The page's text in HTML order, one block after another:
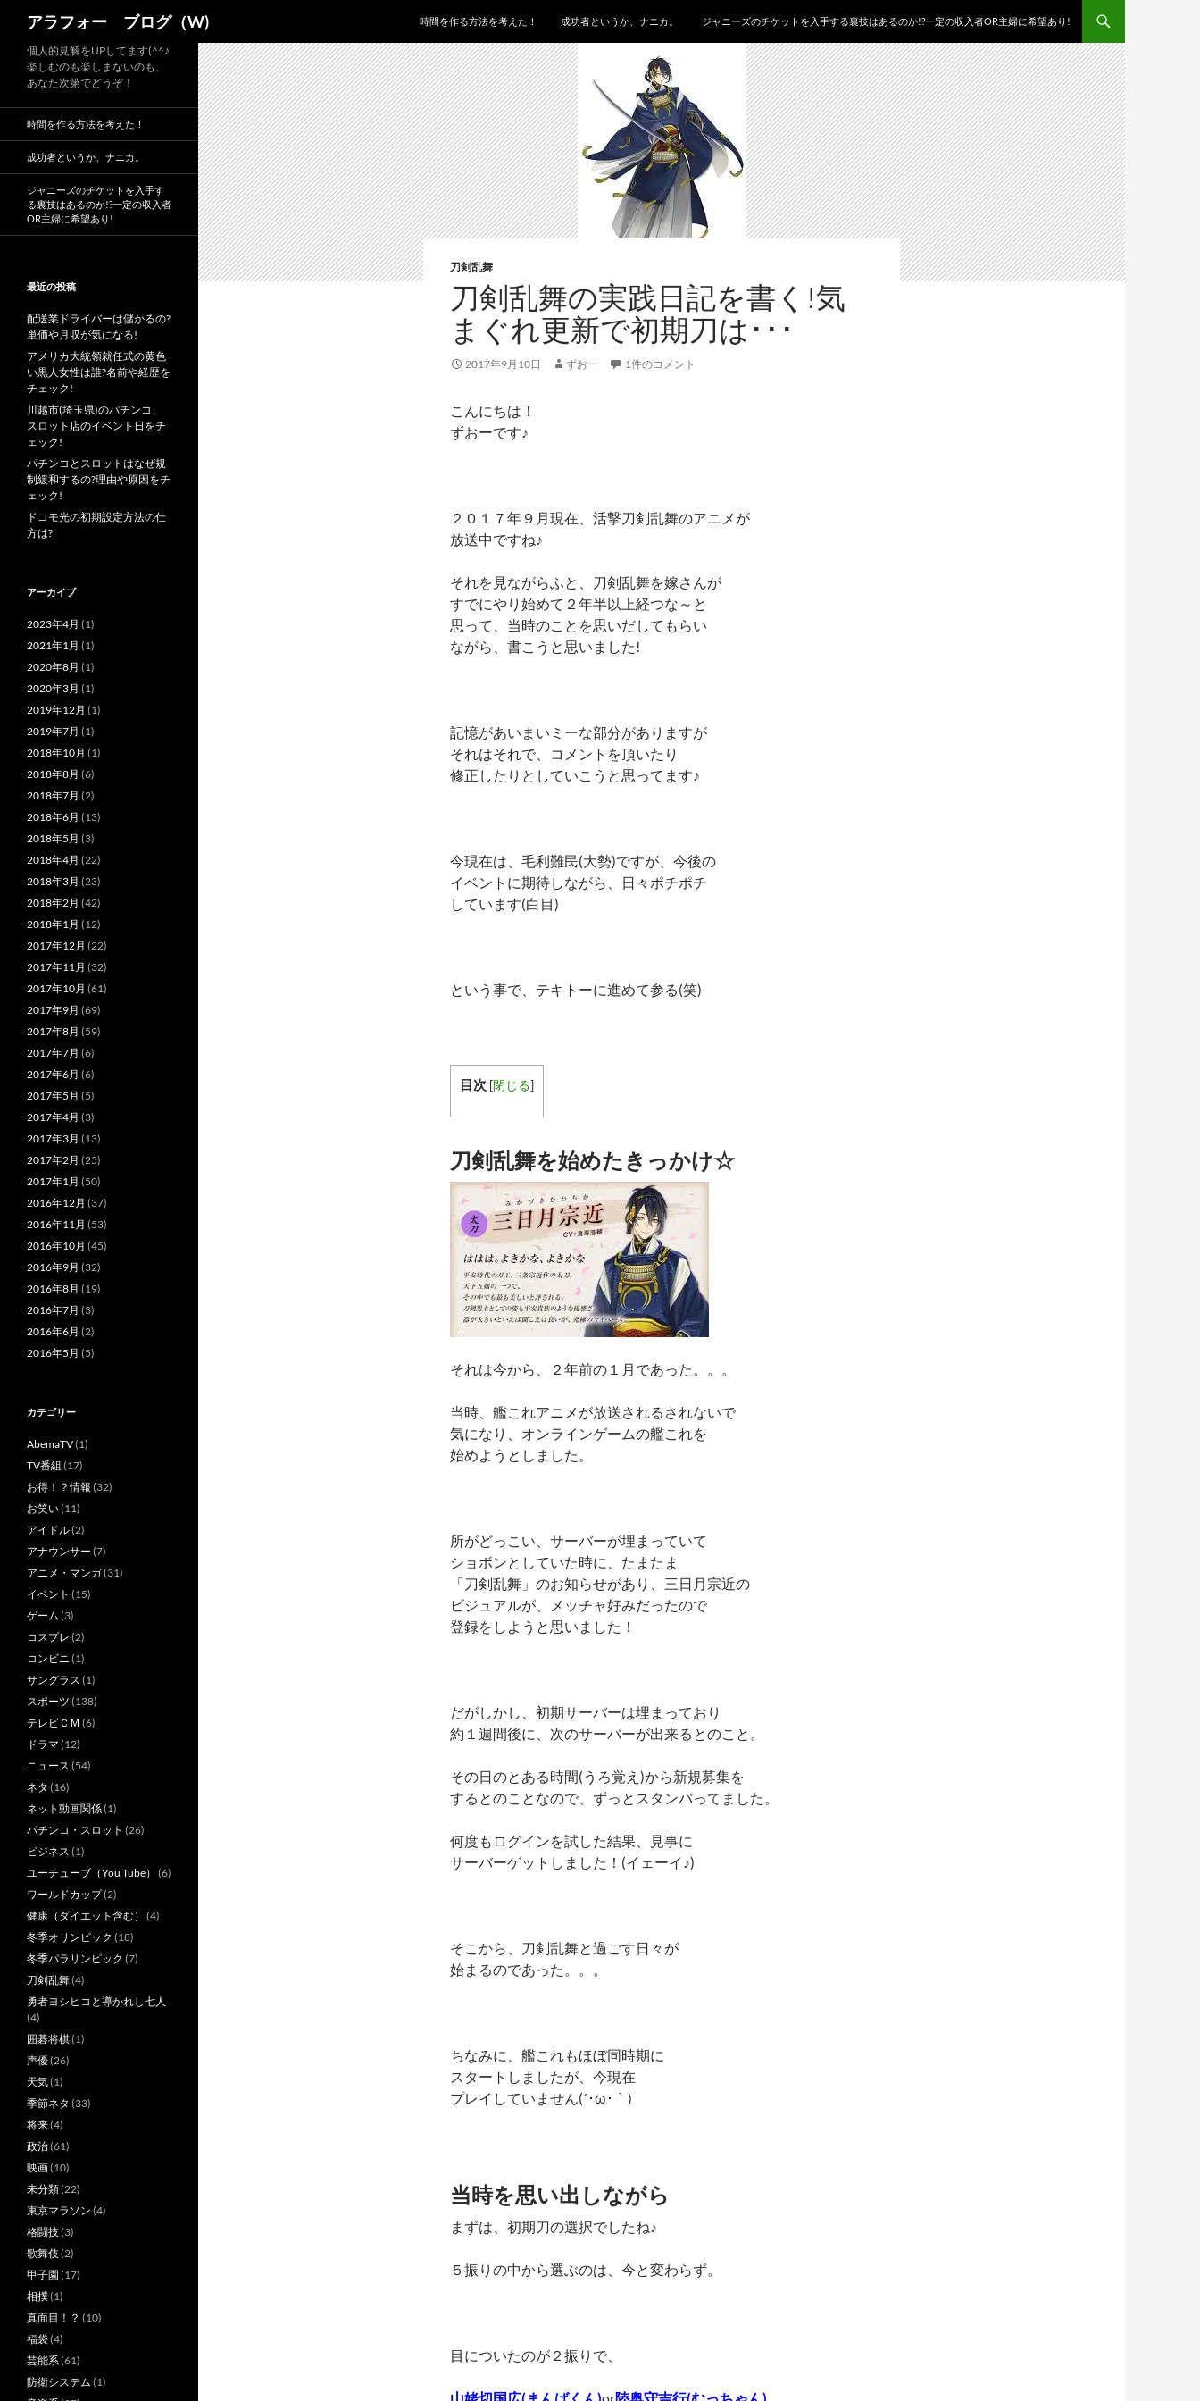
ツ
アラフォー ブログ（W) 時間を作る方法を考えた！ 成功者というか、ナニカ。 ジャニーズのチケットを入手する裏技はあるのか!?一定の収入者OR主婦に希望あり!
刀剣乱舞
刀剣乱舞の実践日記を書く!気
まぐれ更新で初期刀は･･･
2017年9月10日 ずおー 1件のコメント
こんにちは！
ずおーです♪
２０１７年９月現在、活撃刀剣乱舞のアニメが
放送中ですね♪
それを見ながらふと、刀剣乱舞を嫁さんが
すでにやり始めて２年半以上経つな～と
思って、当時のことを思いだしてもらい
ながら、書こうと思いました!
記憶があいまいミーな部分がありますが
それはそれで、コメントを頂いたり
修正したりとしていこうと思ってます♪
今現在は、毛利難民(大勢)ですが、今後の
イベントに期待しながら、日々ポチポチ
しています(白目)
という事で、テキトーに進めて参る(笑)
目次 [閉じる]
刀剣乱舞を始めたきっかけ☆
それは今から、２年前の１月であった。。。
当時、艦これアニメが放送されるされないで
気になり、オンラインゲームの艦これを
始めようとしました。
所がどっこい、サーバーが埋まっていて
ショボンとしていた時に、たまたま
「刀剣乱舞」のお知らせがあり、三日月宗近の
ビジュアルが、メッチャ好みだったので
登録をしようと思いました！
だがしかし、初期サーバーは埋まっており
約１週間後に、次のサーバーが出来るとのこと。
その日のとある時間(うろ覚え)から新規募集を
するとのことなので、ずっとスタンバってました。
何度もログインを試した結果、見事に
サーバーゲットしました！(イェーイ♪)
そこから、刀剣乱舞と過ごす日々が
始まるのであった。。。
ちなみに、艦これもほぼ同時期に
スタートしましたが、今現在
プレイしていません(´･ω･｀)
当時を思い出しながら
まずは、初期刀の選択でしたね♪
５振りの中から選ぶのは、今と変わらず。
目についたのが２振りで、
個人的見解をUPしてます(^^♪
楽しむのも楽しまないのも、
あなた次第でどうぞ！
時間を作る方法を考えた！
成功者というか、ナニカ。
ジャニーズのチケットを入手す
る裏技はあるのか!?一定の収入者
OR主婦に希望あり!
最近の投稿
配送業ドライバーは儲かるの?
単価や月収が気になる!
アメリカ大統領就任式の黄色
い黒人女性は誰?名前や経歴を
チェック!
川越市(埼玉県)のパチンコ、
スロット店のイベント日をチ
ェック!
パチンコとスロットはなぜ規
制緩和するの?理由や原因をチ
ェック!
ドコモ光の初期設定方法の仕
方は?
アーカイブ
2023年4月 (1)
2021年1月 (1)
2020年8月 (1)
2020年3月 (1)
2019年12月 (1)
2019年7月 (1)
2018年10月 (1)
2018年8月 (6)
2018年7月 (2)
2018年6月 (13)
2018年5月 (3)
2018年4月 (22)
2018年3月 (23)
2018年2月 (42)
2018年1月 (12)
2017年12月 (22)
2017年11月 (32)
2017年10月 (61)
2017年9月 (69)
2017年8月 (59)
2017年7月 (6)
2017年6月 (6)
2017年5月 (5)
2017年4月 (3)
2017年3月 (13)
2017年2月 (25)
2017年1月 (50)
2016年12月 (37)
2016年11月 (53)
2016年10月 (45)
2016年9月 (32)
2016年8月 (19)
2016年7月 (3)
2016年6月 (2)
2016年5月 (5)
カテゴリー
AbemaTV(1)
TV番組 (17)
お得！？情報 (32)
お笑い(11)
アイドル(2)
アナウンサー (7)
アニメ・マンガ(31)
イベント (15)
ゲーム (3)
コスプレ (2)
コンビニ (1)
サングラス (1)
スポーツ (138)
テレビＣＭ (6)
ドラマ (12)
ニュース (54)
ネタ (16)
ネット動画関係(1)
パチンコ・スロット (26)
ビジネス (1)
ユーチューブ（You Tube） (6)
ワールドカップ(2)
健康（ダイエット含む） (4)
冬季オリンピック (18)
冬季パラリンピック (7)
刀剣乱舞(4)
勇者ヨシヒコと導かれし七人
(4)
囲碁将棋(1)
声優(26)
天気(1)
季節ネタ (33)
将来(4)
政治(61)
映画(10)
未分類(22)
東京マラソン (4)
格闘技(3)
歌舞伎(2)
甲子園 (17)
相撲(1)
真面目！？ (10)
福袋(4)
芸能系(61)
防衛システム (1)